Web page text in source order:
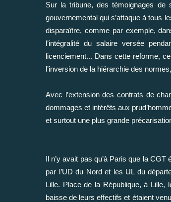
Sur la tribune, des témoignages de
gouvernemental qui s’attaque à tous
disparaître, comme par exemple,
l’intégralité du salaire versée
licenciement... Dans cette reforme,
l’inversion de la hiérarchie des
Avec l’extension des contrats de
dommages et intérêts aux
et surtout une plus grande
Il n’y avait pas qu’à Paris que la
par l’UD du Nord et les UL du
Lille. Place de la République, à
baisse de leurs effectifs et étaient